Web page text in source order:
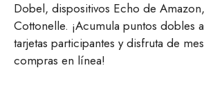
Dobel, dispositivos Echo de
Cottonelle. ¡Acumula puntos dobles
tarjetas participantes y disfruta de
compras en línea!